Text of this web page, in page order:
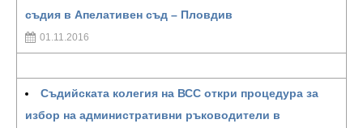
съдия в Апелативен съд – Пловдив
01.11.2016
Съдийската колегия на ВСС откри процедура за
избор на административни ръководители в